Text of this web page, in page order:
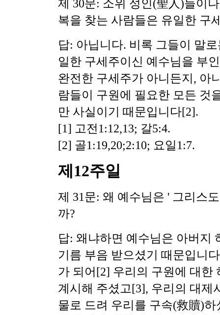
제 30문: 소위 성인(聖人)들이
복을 찾는 사람들은 유일한 구
답: 아닙니다. 비록 그들이 말
일한 구세주이신 예수님을 부
완전한 구세주가 아니든지, 아
람들이 구원에 필요한 모든 것
만 사실이기 때문입니다[2].
[1] 고전1:12,13; 갈5:4.
[2] 골1:19,20;2:10; 요일1:7.
제12주일
제 31문: 왜 예수님은 ' 그리스
까?
답: 왜냐하면 예수님은 아버지
기름 부음 받으셨기 때문입니다
가 되어 [2] 우리의 구원에 대한
계시해 주셨고[3], 우리의 대제
물로 드려 우리를 구속(救贖)